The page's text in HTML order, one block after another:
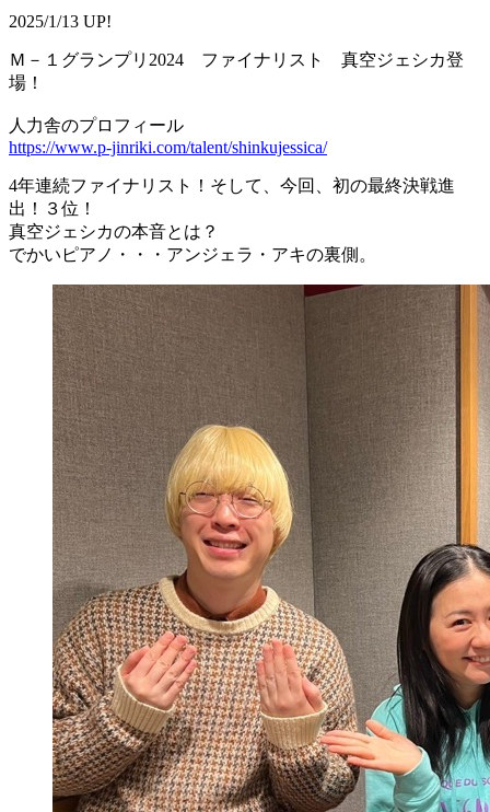
2025/1/13 UP!
Ｍ－１グランプリ2024 ファイナリスト 真空ジェシカ登
場！
人力舎のプロフィール
https://www.p-jinriki.com/talent/shinkujessica/
4年連続ファイナリスト！そして、今回、初の最終決戦進
出！３位！
真空ジェシカの本音とは？
でかいピアノ・・・アンジェラ・アキの裏側。